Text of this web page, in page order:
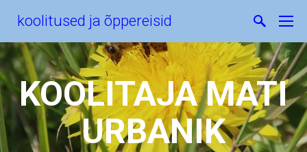
koolitused ja õppereisid
KOOLITAJA MATI
URBANIK